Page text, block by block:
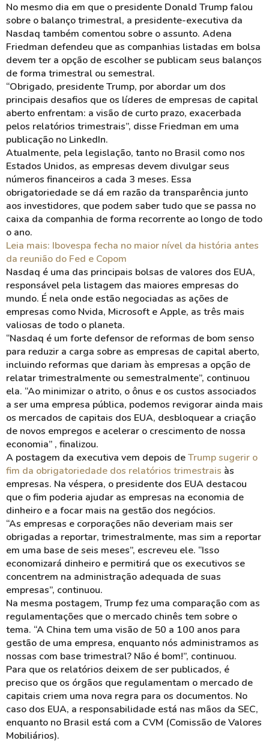
No mesmo dia em que o presidente Donald Trump falou
sobre o balanço trimestral, a presidente-executiva da
Nasdaq também comentou sobre o assunto. Adena
Friedman defendeu que as companhias listadas em bolsa
devem ter a opção de escolher se publicam seus balanços
de forma trimestral ou semestral.
“Obrigado, presidente Trump, por abordar um dos
principais desafios que os líderes de empresas de capital
aberto enfrentam: a visão de curto prazo, exacerbada
pelos relatórios trimestrais”, disse Friedman em uma
publicação no LinkedIn.
Atualmente, pela legislação, tanto no Brasil como nos
Estados Unidos, as empresas devem divulgar seus
números financeiros a cada 3 meses. Essa
obrigatoriedade se dá em razão da transparência junto
aos investidores, que podem saber tudo que se passa no
caixa da companhia de forma recorrente ao longo de todo
o ano.
Leia mais: Ibovespa fecha no maior nível da história antes
da reunião do Fed e Copom
Nasdaq é uma das principais bolsas de valores dos EUA,
responsável pela listagem das maiores empresas do
mundo. É nela onde estão negociadas as ações de
empresas como Nvida, Microsoft e Apple, as três mais
valiosas de todo o planeta.
“Nasdaq é um forte defensor de reformas de bom senso
para reduzir a carga sobre as empresas de capital aberto,
incluindo reformas que dariam às empresas a opção de
relatar trimestralmente ou semestralmente”, continuou
ela. “Ao minimizar o atrito, o ônus e os custos associados
a ser uma empresa pública, podemos revigorar ainda mais
os mercados de capitais dos EUA, desbloquear a criação
de novos empregos e acelerar o crescimento de nossa
economia” , finalizou.
A postagem da executiva vem depois deTrump sugerir o
fim da obrigatoriedade dos relatórios trimestrais às
empresas. Na véspera, o presidente dos EUA destacou
que o fim poderia ajudar as empresas na economia de
dinheiro e a focar mais na gestão dos negócios.
“As empresas e corporações não deveriam mais ser
obrigadas a reportar, trimestralmente, mas sim a reportar
em uma base de seis meses”, escreveu ele. “Isso
economizará dinheiro e permitirá que os executivos se
concentrem na administração adequada de suas
empresas”, continuou.
Na mesma postagem, Trump fez uma comparação com as
regulamentações que o mercado chinês tem sobre o
tema. “A China tem uma visão de 50 a 100 anos para
gestão de uma empresa, enquanto nós administramos as
nossas com base trimestral? Não é bom!”, continuou.
Para que os relatórios deixem de ser publicados, é
preciso que os órgãos que regulamentam o mercado de
capitais criem uma nova regra para os documentos. No
caso dos EUA, a responsabilidade está nas mãos da SEC,
enquanto no Brasil está com a CVM (Comissão de Valores
Mobiliários).